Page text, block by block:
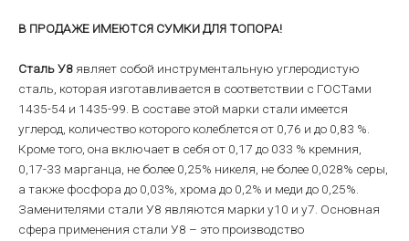
В ПРОДАЖЕ ИМЕЮТСЯ СУМКИ ДЛЯ ТОПОРА!
Сталь У8 являет собой инструментальную углеродистую
сталь, которая изготавливается в соответствии с ГОСТами
1435-54 и 1435-99. В составе этой марки стали имеется
углерод, количество которого колеблется от 0,76 и до 0,83 %.
Кроме того, она включает в себя от 0,17 до 033 % кремния,
0,17-33 марганца, не более 0,25% никеля, не более 0,028% серы,
а также фосфора до 0,03%, хрома до 0,2% и меди до 0,25%.
Заменителями стали У8 являются марки у10 и у7. Основная
сфера применения стали У8 – это производство